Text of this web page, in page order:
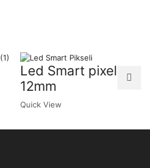
Led Smart pixel
12mm
Quick View